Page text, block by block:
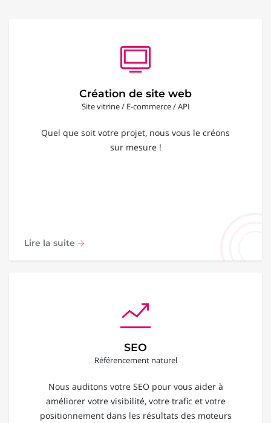
Création de site web
Site vitrine / E-commerce / API
Quel que soit votre projet, nous vous le créons
sur mesure !
Lire la suite
SEO
Référencement naturel
Nous auditons votre SEO pour vous aider à
améliorer votre visibilité, votre trafic et votre
positionnement dans les résultats des moteurs